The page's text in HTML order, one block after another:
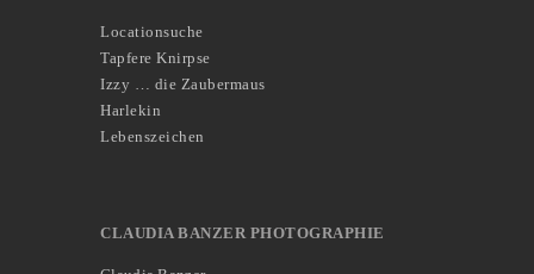
Locationsuche
Tapfere Knirpse
Izzy … die Zaubermaus
Harlekin
Lebenszeichen
CLAUDIA BANZER PHOTOGRAPHIE